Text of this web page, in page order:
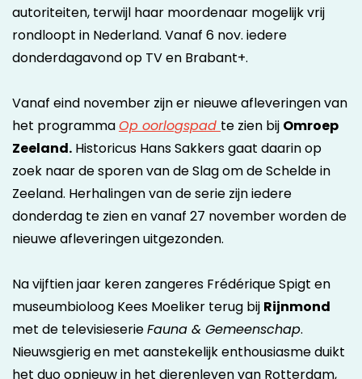
autoriteiten, terwijl haar moordenaar mogelijk vrij
rondloopt in Nederland. Vanaf 6 nov. iedere
donderdagavond op TV en Brabant+.
Vanaf eind november zijn er nieuwe afleveringen van
het programmaOp oorlogspad te zien bij Omroep
Zeeland. Historicus Hans Sakkers gaat daarin op
zoek naar de sporen van de Slag om de Schelde in
Zeeland. Herhalingen van de serie zijn iedere
donderdag te zien en vanaf 27 november worden de
nieuwe afleveringen uitgezonden.
Na vijftien jaar keren zangeres Frédérique Spigt en
museumbioloog Kees Moeliker terug bij Rijnmond
met de televisieserieFauna & Gemeenschap.
Nieuwsgierig en met aanstekelijk enthousiasme duikt
het duo opnieuw in het dierenleven van Rotterdam,